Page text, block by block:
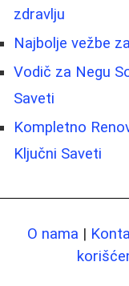
zdravlju
Najbolje vežbe
Vodič za Negu
Saveti
Kompletno
Ključni Saveti
O nama |